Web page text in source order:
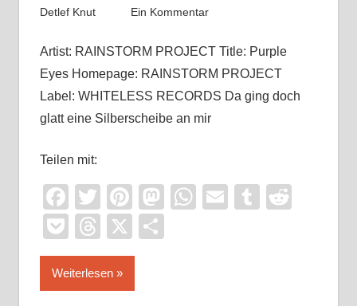
Detlef Knut
Ein Kommentar
Artist: RAINSTORM PROJECT Title: Purple
Eyes Homepage: RAINSTORM PROJECT
Label: WHITELESS RECORDS Da ging doch
glatt eine Silberscheibe an mir
Teilen mit:
Facebook
TwitterPinterest
Mastodon
WhatsApp
EmailTumblr
PocketThreads
X
Weiterlesen